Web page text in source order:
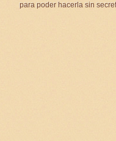
para poder hacerla sin